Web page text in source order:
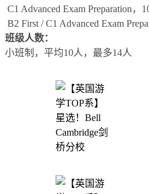
C1 Advanced Exam Preparation，
B2 First / C1 Advanced Exam
班级人数：
小班制，平均10人，最多14人